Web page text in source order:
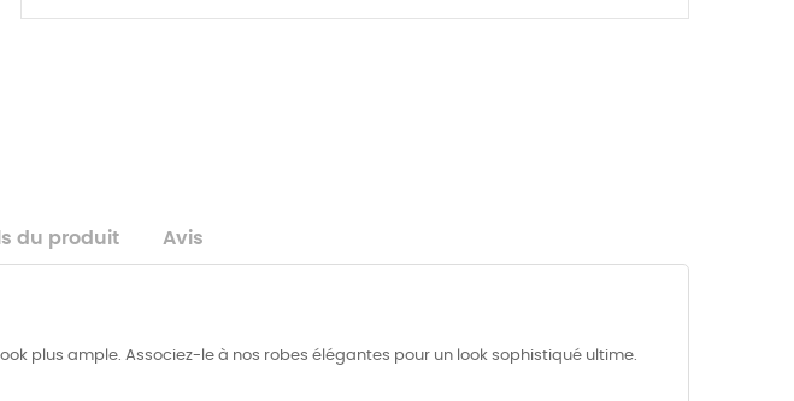
du produit Avis
plus ample. Associez-le à nos robes élégantes pour un look sophistiqué ultime.